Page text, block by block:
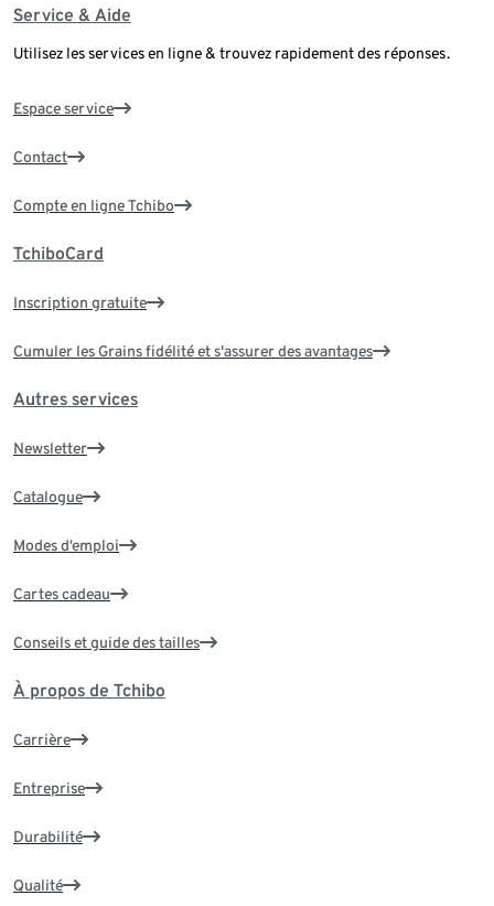
Service & Aide
Utilisez les services en ligne & trouvez rapidement des réponses.
Espace service
Contact
Compte en ligne Tchibo
TchiboCard
Inscription gratuite
Cumuler les Grains fidélité et s'assurer des avantages
Autres services
Newsletter
Catalogue
Modes d’emploi
Cartes cadeau
Conseils et guide des tailles
À propos de Tchibo
Carrière
Entreprise
Durabilité
Qualité